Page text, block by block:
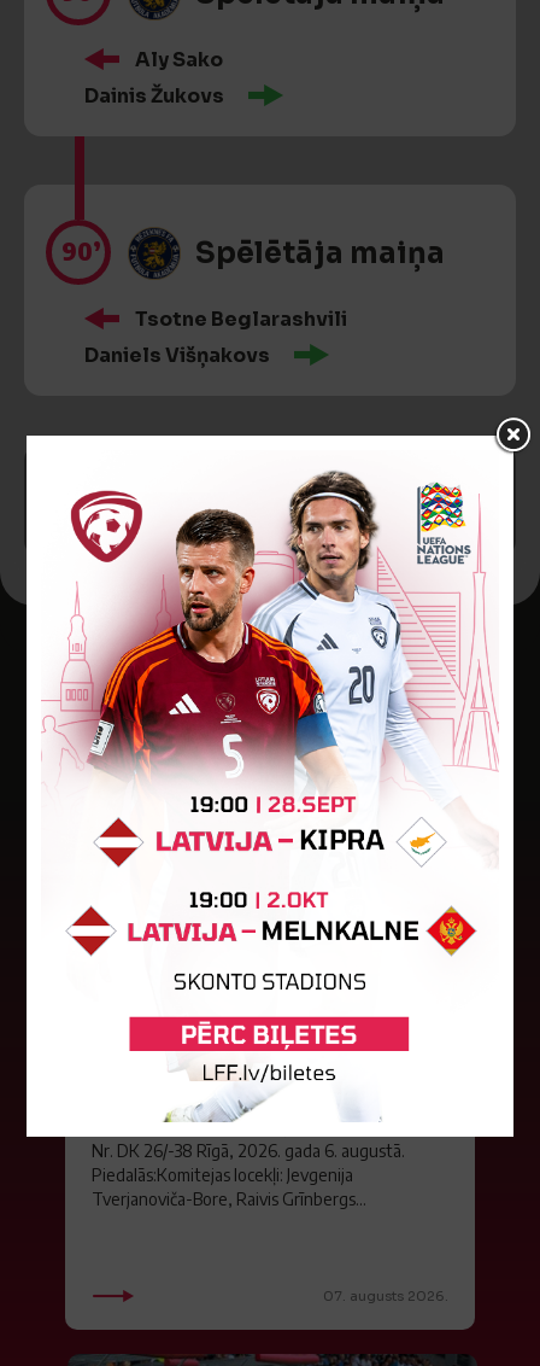
Aly Sako
Dainis Žukovs
90’ Spēlētāja maiņa
Tsotne Beglarashvili
Daniels Višņakovs
SPĒLE BEIGUSIES!
Jaunākās ziņas
LFF DK 6. augusta lēmumi
LFF Disciplinārlietu komitejas sēdes protokols
Nr. DK 26/-38 Rīgā, 2026. gada 6. augustā.
Piedalās:Komitejas locekļi: Jevgenija
Tverjanoviča-Bore, Raivis Grīnbergs...
07. augusts 2026.